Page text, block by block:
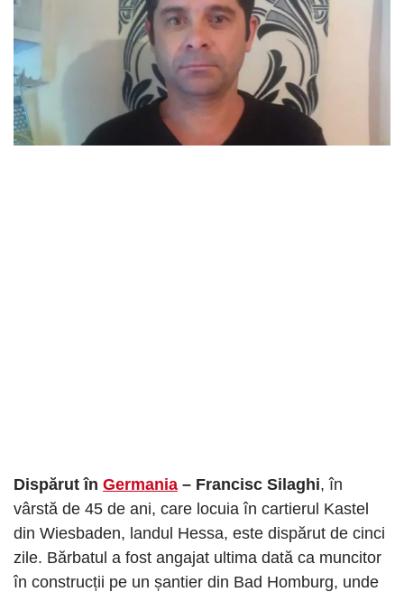
Dispărut în Germania – Francisc Silaghi, în
vârstă de 45 de ani, care locuia în cartierul Kastel
din Wiesbaden, landul Hessa, este dispărut de cinci
zile. Bărbatul a fost angajat ultima dată ca muncitor
în construcții pe un șantier din Bad Homburg, unde